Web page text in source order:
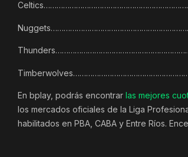
En bplay, podrás encontrar las mejores
los mercados oficiales de la Liga
habilitados en PBA, CABA y Entre Ríos.